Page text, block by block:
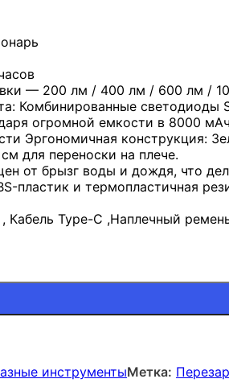
— 200 лм / 400 лм / 600 лм /
Комбинированные светодиоды
огромной емкости в 8000
Эргономичная конструкция:
для переноски на плече.
от брызг воды и дождя, что
пластик и термопластичная
Кабель Type-C ,Наплечный
фонарь Ronix RH-4231
инструментыМетка: